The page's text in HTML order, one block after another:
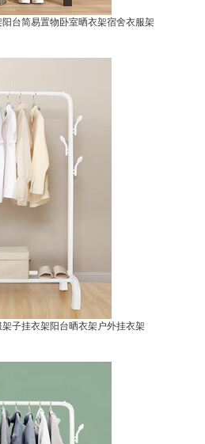
台简易置物卧室晒衣架宿舍衣服架
子挂衣架阳台晒衣架户外挂衣架